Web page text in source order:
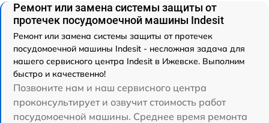
Ремонт или замена системы защиты от
протечек посудомоечной машины Indesit
Ремонт или замена системы защиты от протечек
посудомоечной машины Indesit - несложная задача для
нашего сервисного центра Indesit в Ижевске. Выполним
быстро и качественно!
Позвоните нам и наш сервисного центра
проконсультирует и озвучит стоимость работ
посудомоечной машины. Среднее время ремонта